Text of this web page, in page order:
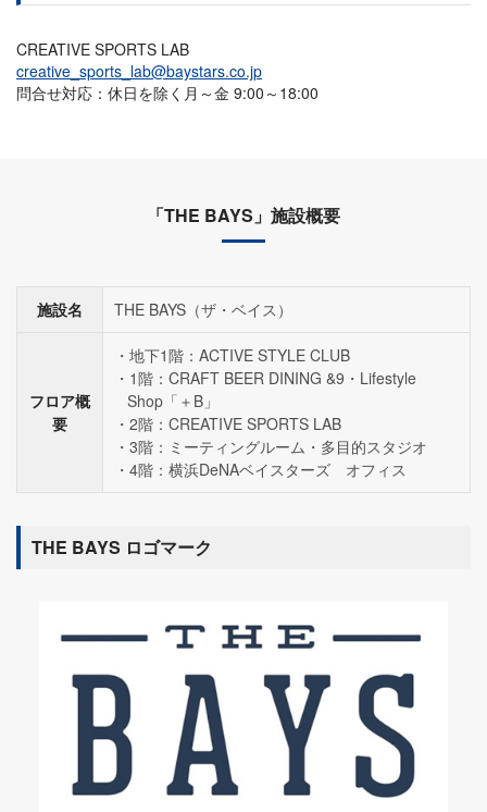
CREATIVE SPORTS LAB
creative_sports_lab@baystars.co.jp
問合せ対応：休日を除く月～金 9:00～18:00
「THE BAYS」施設概要
施設名 THE BAYS（ザ・ベイス）
フロア概
要
地下1階：ACTIVE STYLE CLUB
1階：CRAFT BEER DINING &9・Lifestyle
Shop「＋B」
2階：CREATIVE SPORTS LAB
3階：ミーティングルーム・多目的スタジオ
4階：横浜DeNAベイスターズ オフィス
THE BAYS ロゴマーク